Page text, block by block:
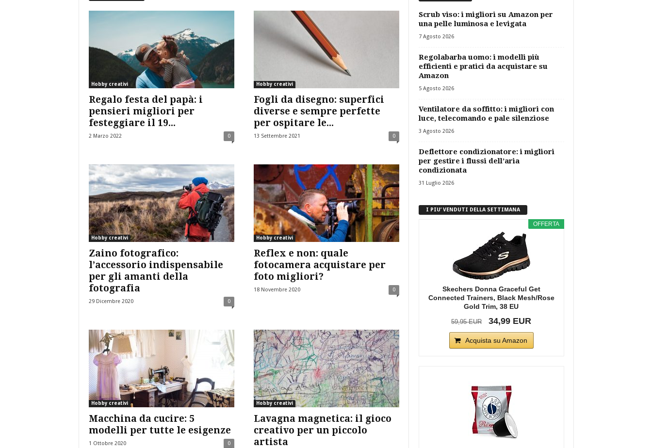
Hobby creativi
Regalo festa del papà: i
pensieri migliori per
festeggiare il 19...
2 Marzo 2022 0
Hobby creativi
Fogli da disegno: superfici
diverse e sempre perfette
per ospitare le...
13 Settembre 2021 0
Hobby creativi
Zaino fotografico:
l’accessorio indispensabile
per gli amanti della
fotografia
29 Dicembre 2020 0
Hobby creativi
Reflex e non: quale
fotocamera acquistare per
foto migliori?
18 Novembre 2020 0
Hobby creativi
Macchina da cucire: 5
modelli per tutte le esigenze
1 Ottobre 2020 0
Hobby creativi
Lavagna magnetica: il gioco
creativo per un piccolo
artista
Scrub viso: i migliori su Amazon per
una pelle luminosa e levigata
7 Agosto 2026
Regolabarba uomo: i modelli più
efficienti e pratici da acquistare su
Amazon
5 Agosto 2026
Ventilatore da soffitto: i migliori con
luce, telecomando e pale silenziose
3 Agosto 2026
Deflettore condizionatore: i migliori
per gestire i flussi dell’aria
condizionata
31 Luglio 2026
I PIU’ VENDUTI DELLA SETTIMANA
OFFERTA
Skechers Donna Graceful Get
Connected Trainers, Black Mesh/Rose
Gold Trim, 38 EU
59,95 EUR 34,99 EUR
Acquista su Amazon